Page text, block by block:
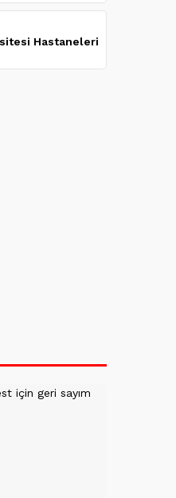
Hastaneleri